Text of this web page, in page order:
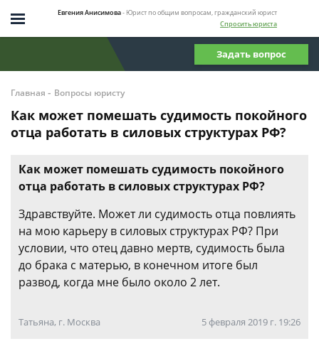
Евгения Анисимова- Юрист по общим вопросам, гражданский юрист
Спросить юриста
Задать вопрос
Главная - Вопросы юристу
Как может помешать судимость покойного
отца работать в силовых структурах РФ?
Как может помешать судимость покойного
отца работать в силовых структурах РФ?
Здравствуйте. Может ли судимость отца повлиять
на мою карьеру в силовых структурах РФ? При
условии, что отец давно мертв, судимость была
до брака с матерью, в конечном итоге был
развод, когда мне было около 2 лет.
Татьяна, г. Москва 5 февраля 2019 г. 19:26